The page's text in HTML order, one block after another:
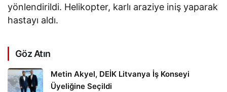
yönlendirildi. Helikopter, karlı araziye iniş yaparak
hastayı aldı.
Göz Atın
Metin Akyel, DEİK Litvanya İş Konseyi
Üyeliğine Seçildi